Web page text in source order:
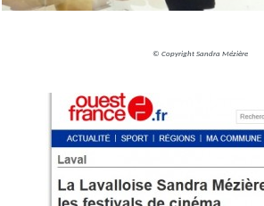
© Copyright Sandra Mézière